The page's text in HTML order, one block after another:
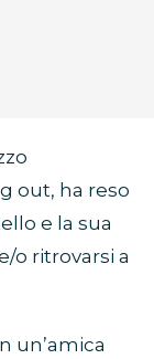
out, ha reso
e la sua
o ritrovarsi a
un’amica